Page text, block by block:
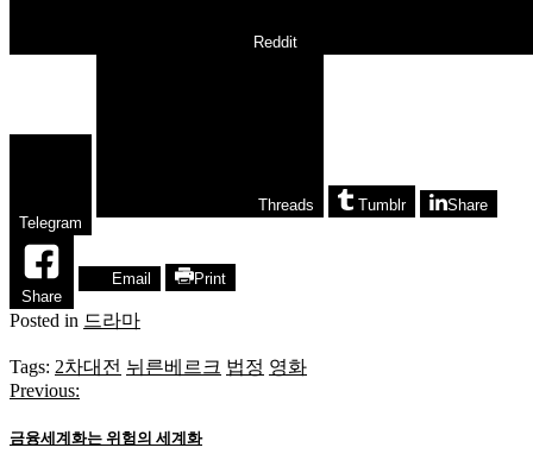
Reddit
Telegram
Threads Tumblr Share
Share
Email Print
Posted in 드라마
Tags: 2차대전 뉘른베르크 법정 영화
글
탐
Previous:
금융세계화는 위험의 세계화